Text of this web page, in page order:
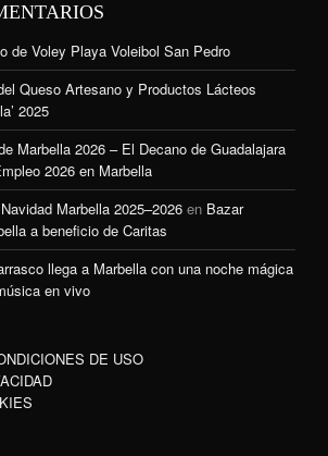
de Voley Playa Voleibol San Pedro
Queso Artesano y Productos Lácteos
2025
Marbella 2026 – El Decano de Guadalajara
2026 en Marbella
Marbella 2025–2026 en Bazar
a beneficio de Caritas
llega a Marbella con una noche mágica
en vivo
DE USO